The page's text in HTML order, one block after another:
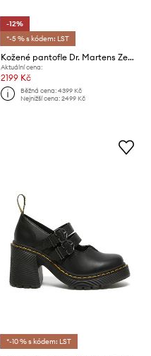
-12%
*-5 % s kódem: LST
Kožené pantofle Dr. Martens ZebZag AnyWair Warm Lined Mule
Aktuální cena:
2199 Kč
Běžná cena:4399 Kč
Nejnižší cena:2499 Kč
*-10 % s kódem: LST